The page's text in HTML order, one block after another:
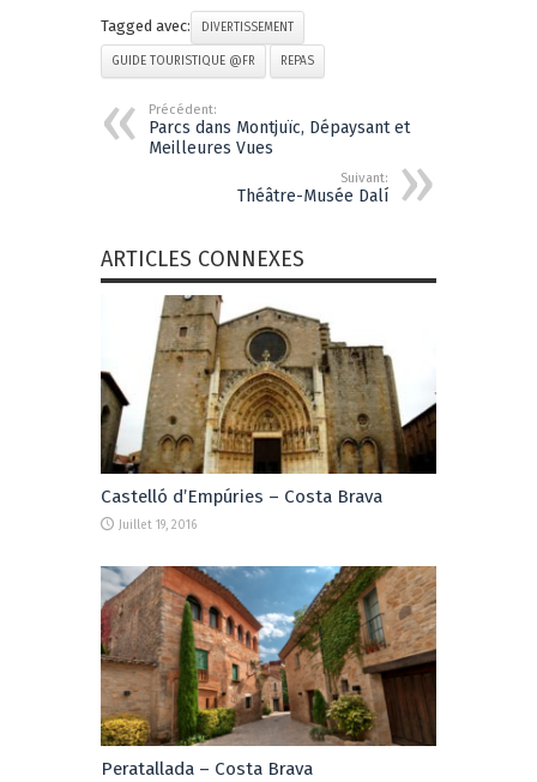
Tagged avec: DIVERTISSEMENT
GUIDE TOURISTIQUE @FR REPAS
Précédent:
Parcs dans Montjuïc, Dépaysant et
Meilleures Vues
Suivant:
Théâtre-Musée Dalí
ARTICLES CONNEXES
Castelló d’Empúries – Costa Brava
Juillet 19, 2016
Peratallada – Costa Brava